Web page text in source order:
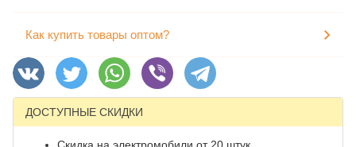
Как купить товары оптом?
ДОСТУПНЫЕ СКИДКИ